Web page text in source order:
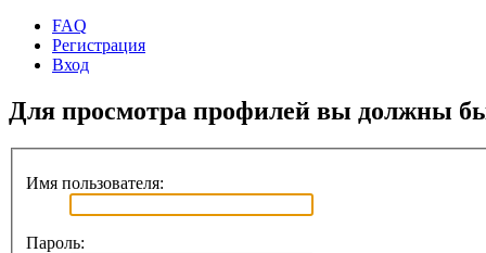
FAQ
Регистрация
Вход
Для просмотра профилей вы должны
Имя пользователя:
Пароль: